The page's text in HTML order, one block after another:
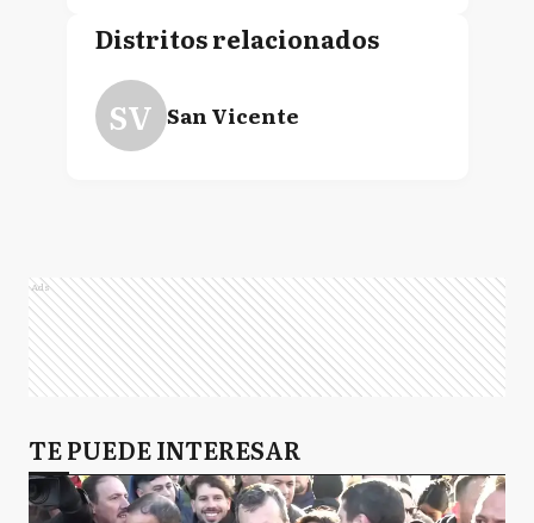
Distritos relacionados
SV San Vicente
Ads
TE PUEDE INTERESAR